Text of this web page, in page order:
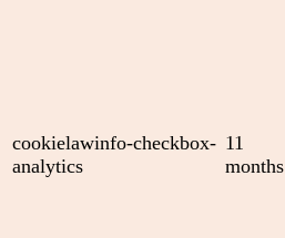
cookielawinfo-checkbox-
analytics
11
months